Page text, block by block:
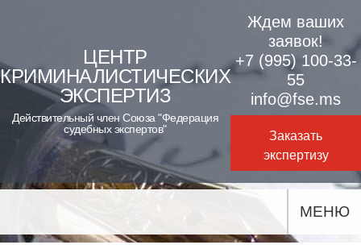
content
ЦЕНТР
КРИМИНАЛИСТИЧЕСКИХ
ЭКСПЕРТИЗ
Действительный член Союза "Федерация
судебных экспертов"
Ждем ваших
заявок!
+7 (995) 100-33-
55
info@fse.ms
Заказать
экспертизу
МЕНЮ